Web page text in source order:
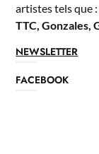
artistes tels que :
TTC, Gonzales,
NEWSLETTER
FACEBOOK